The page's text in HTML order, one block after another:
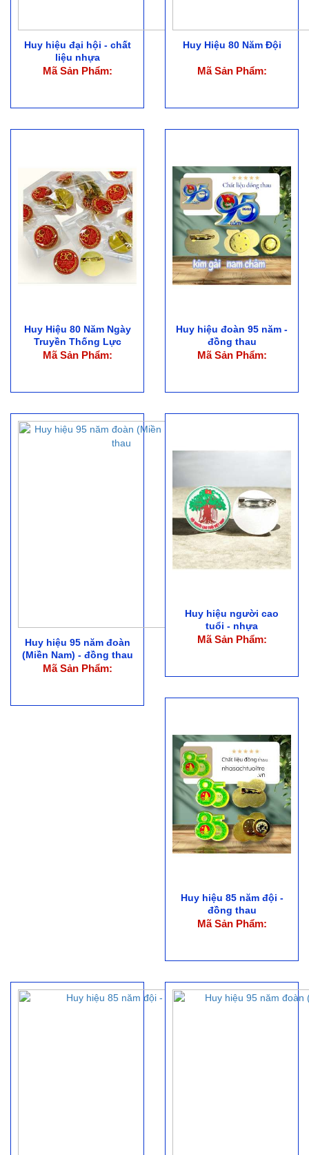
Huy hiệu đại hội - chất
liệu nhựa
Mã Sản Phẩm:
Huy Hiệu 80 Năm Đội
Mã Sản Phẩm:
Huy Hiệu 80 Năm Ngày
Truyền Thống Lực
Lượng...
Mã Sản Phẩm:
Huy hiệu đoàn 95 năm -
đồng thau
Mã Sản Phẩm:
Huy hiệu 95 năm đoàn
(Miền Nam) - đồng thau
Mã Sản Phẩm:
Huy hiệu người cao
tuổi - nhựa
Mã Sản Phẩm:
Huy hiệu 85 năm đội -
đồng thau
Mã Sản Phẩm: